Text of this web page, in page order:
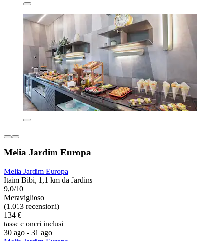
Melia Jardim Europa
Melia Jardim Europa
Itaim Bibi, 1,1 km da Jardins
9,0/10
Meraviglioso
(1.013 recensioni)
134 €
tasse e oneri inclusi
30 ago - 31 ago